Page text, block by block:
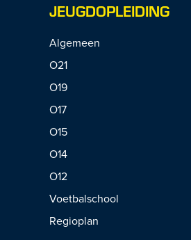
JEUGDOPLEIDING
Algemeen
O21
O19
O17
O15
O14
O12
Voetbalschool
Regioplan